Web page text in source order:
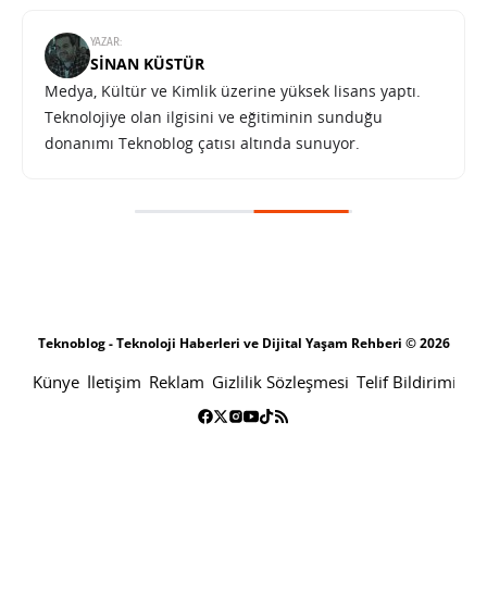
YAZAR:
SINAN KÜSTÜR
Medya, Kültür ve Kimlik üzerine yüksek lisans yaptı.
Teknolojiye olan ilgisini ve eğitiminin sunduğu
donanımı Teknoblog çatısı altında sunuyor.
medya platformlarında paylaşmak
kolaylaşıyor
3 MAYIS 2023 15:30 PAYLAŞ: